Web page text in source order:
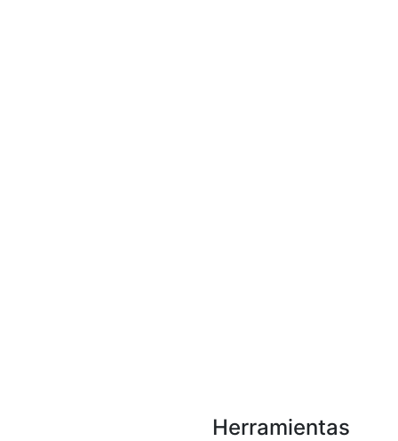
Herramientas